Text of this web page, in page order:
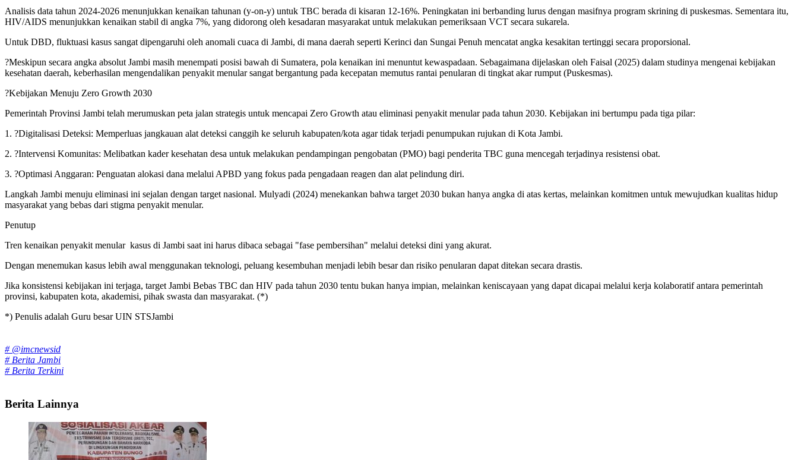
Analisis data tahun 2024-2026 menunjukkan kenaikan tahunan (y-on-y) untuk TBC berada di kisaran 12-16%. Peningkatan ini berbanding lurus dengan masifnya program skrining di puskesmas. Sementara itu,
HIV/AIDS menunjukkan kenaikan stabil di angka 7%, yang didorong oleh kesadaran masyarakat untuk melakukan pemeriksaan VCT secara sukarela.
Untuk DBD, fluktuasi kasus sangat dipengaruhi oleh anomali cuaca di Jambi, di mana daerah seperti Kerinci dan Sungai Penuh mencatat angka kesakitan tertinggi secara proporsional.
?Meskipun secara angka absolut Jambi masih menempati posisi bawah di Sumatera, pola kenaikan ini menuntut kewaspadaan. Sebagaimana dijelaskan oleh Faisal (2025) dalam studinya mengenai kebijakan
kesehatan daerah, keberhasilan mengendalikan penyakit menular sangat bergantung pada kecepatan memutus rantai penularan di tingkat akar rumput (Puskesmas).
?Kebijakan Menuju Zero Growth 2030
Pemerintah Provinsi Jambi telah merumuskan peta jalan strategis untuk mencapai Zero Growth atau eliminasi penyakit menular pada tahun 2030. Kebijakan ini bertumpu pada tiga pilar:
1. ?Digitalisasi Deteksi: Memperluas jangkauan alat deteksi canggih ke seluruh kabupaten/kota agar tidak terjadi penumpukan rujukan di Kota Jambi.
2. ?Intervensi Komunitas: Melibatkan kader kesehatan desa untuk melakukan pendampingan pengobatan (PMO) bagi penderita TBC guna mencegah terjadinya resistensi obat.
3. ?Optimasi Anggaran: Penguatan alokasi dana melalui APBD yang fokus pada pengadaan reagen dan alat pelindung diri.
Langkah Jambi menuju eliminasi ini sejalan dengan target nasional. Mulyadi (2024) menekankan bahwa target 2030 bukan hanya angka di atas kertas, melainkan komitmen untuk mewujudkan kualitas hidup
masyarakat yang bebas dari stigma penyakit menular.
Penutup
Tren kenaikan penyakit menular kasus di Jambi saat ini harus dibaca sebagai "fase pembersihan" melalui deteksi dini yang akurat.
Dengan menemukan kasus lebih awal menggunakan teknologi, peluang kesembuhan menjadi lebih besar dan risiko penularan dapat ditekan secara drastis.
Jika konsistensi kebijakan ini terjaga, target Jambi Bebas TBC dan HIV pada tahun 2030 tentu bukan hanya impian, melainkan keniscayaan yang dapat dicapai melalui kerja kolaboratif antara pemerintah
provinsi, kabupaten kota, akademisi, pihak swasta dan masyarakat. (*)
*) Penulis adalah Guru besar UIN STSJambi
# @imcnewsid
# Berita Jambi
# Berita Terkini
Berita Lainnya